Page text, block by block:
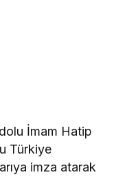
İmam Hatip
Türkiye
imza atarak